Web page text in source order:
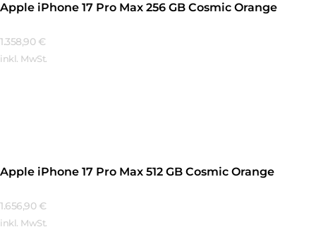
Apple iPhone 17 Pro Max 256 GB Cosmic Orange
1.358,90 €
inkl. MwSt.
Apple iPhone 17 Pro Max 512 GB Cosmic Orange
1.656,90 €
inkl. MwSt.